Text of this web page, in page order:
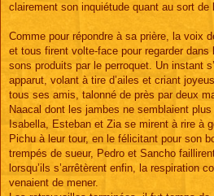
clairement son inquiétude quant au sort de
Comme pour répondre à sa prière, la voix
et tous firent volte-face pour regarder dans
sons produits par le perroquet. Un instant
apparut, volant à tire d’ailes et criant
tous ses amis, talonné de près par deux
Naacal dont les jambes ne semblaient
Isabella, Esteban et Zia se mirent à rire à
Pichu à leur tour, en le félicitant pour son
trempés de sueur, Pedro et Sancho
lorsqu’ils s’arrêtèrent enfin, la respiration
venaient de mener.